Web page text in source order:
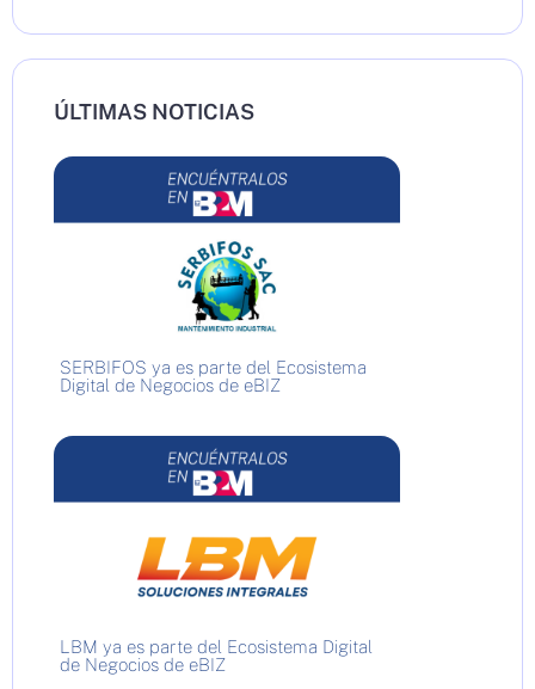
ÚLTIMAS NOTICIAS
SERBIFOS ya es parte del Ecosistema
Digital de Negocios de eBIZ
LBM ya es parte del Ecosistema Digital
de Negocios de eBIZ